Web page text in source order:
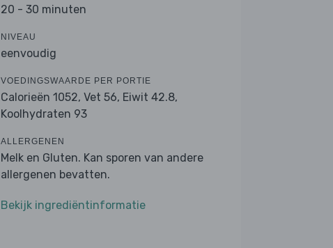
20 - 30 minuten
NIVEAU
eenvoudig
VOEDINGSWAARDE PER PORTIE
Calorieën 1052, Vet 56, Eiwit 42.8,
Koolhydraten 93
ALLERGENEN
Melk en Gluten. Kan sporen van andere
allergenen bevatten.
Bekijk ingrediëntinformatie